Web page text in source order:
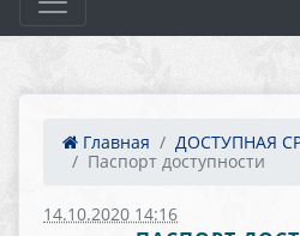
Главная
ДОСТУПНАЯ
Паспорт доступности
14.10.2020 14:16